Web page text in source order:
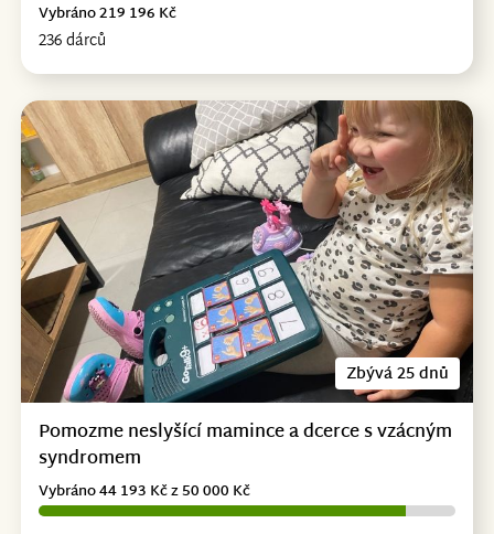
236 dárců
Vybráno 219 196 Kč
Zbývá 25 dnů
Pomozme neslyšící mamince a dcerce s vzácným
syndromem
Vybráno 44 193 Kč z 50 000 Kč